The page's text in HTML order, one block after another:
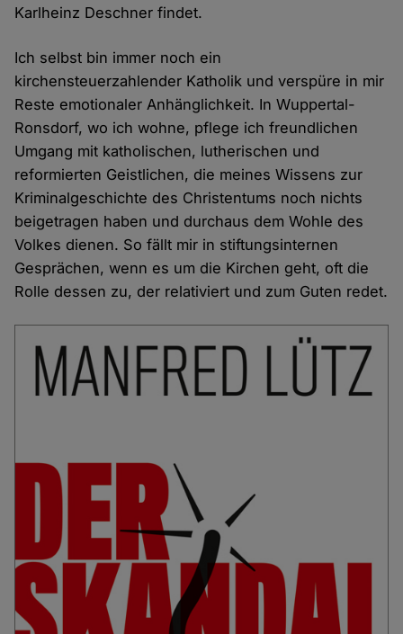
Karlheinz Deschner findet.
Ich selbst bin immer noch ein
kirchensteuerzahlender Katholik und verspüre in mir
Reste emotionaler Anhänglichkeit. In Wuppertal-
Ronsdorf, wo ich wohne, pflege ich freundlichen
Umgang mit katholischen, lutherischen und
reformierten Geistlichen, die meines Wissens zur
Kriminalgeschichte des Christentums noch nichts
beigetragen haben und durchaus dem Wohle des
Volkes dienen. So fällt mir in stiftungsinternen
Gesprächen, wenn es um die Kirchen geht, oft die
Rolle dessen zu, der relativiert und zum Guten redet.